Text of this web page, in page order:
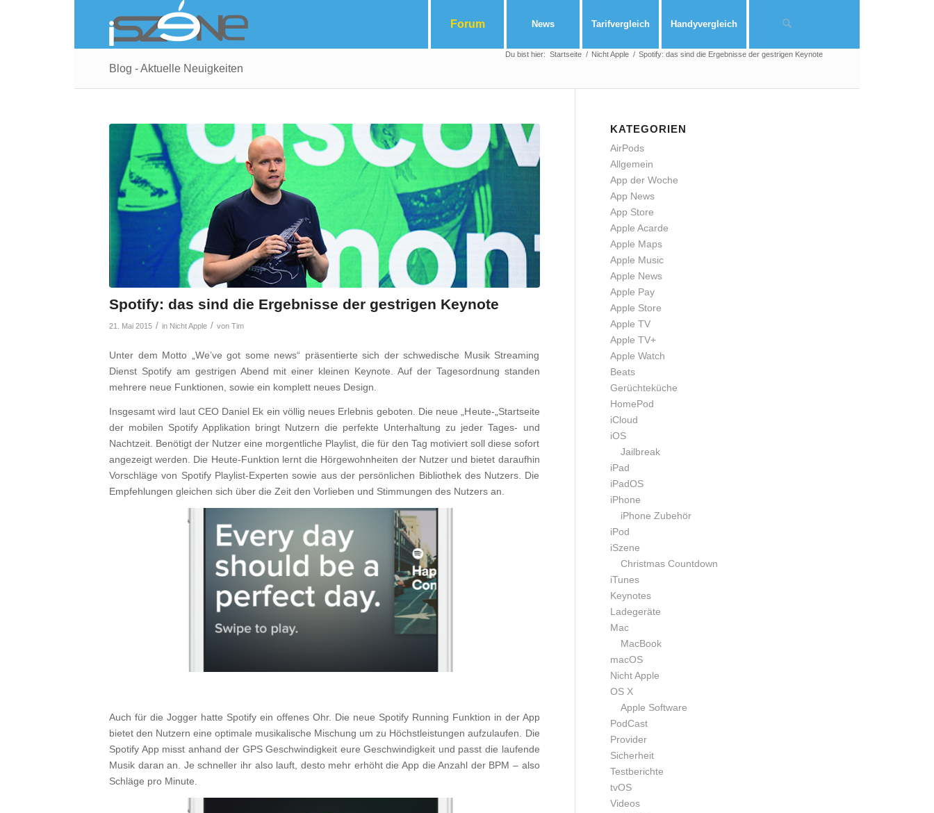
Forum News Tarifvergleich Handyvergleich
Blog - Aktuelle Neuigkeiten
Du bist hier: Startseite / Nicht Apple / Spotify: das sind die Ergebnisse der gestrigen Keynote
Spotify: das sind die Ergebnisse der gestrigen Keynote
21. Mai 2015 / in Nicht Apple / von Tim
Unter dem Motto „We’ve got some news“ präsentierte sich der schwedische Musik Streaming
Dienst Spotify am gestrigen Abend mit einer kleinen Keynote. Auf der Tagesordnung standen
mehrere neue Funktionen, sowie ein komplett neues Design.
Insgesamt wird laut CEO Daniel Ek ein völlig neues Erlebnis geboten. Die neue „Heute-„Startseite
der mobilen Spotify Applikation bringt Nutzern die perfekte Unterhaltung zu jeder Tages- und
Nachtzeit. Benötigt der Nutzer eine morgentliche Playlist, die für den Tag motiviert soll diese sofort
angezeigt werden. Die Heute-Funktion lernt die Hörgewohnheiten der Nutzer und bietet daraufhin
Vorschläge von Spotify Playlist-Experten sowie aus der persönlichen Bibliothek des Nutzers. Die
Empfehlungen gleichen sich über die Zeit den Vorlieben und Stimmungen des Nutzers an.
Auch für die Jogger hatte Spotify ein offenes Ohr. Die neue Spotify Running Funktion in der App
bietet den Nutzern eine optimale musikalische Mischung um zu Höchstleistungen aufzulaufen. Die
Spotify App misst anhand der GPS Geschwindigkeit eure Geschwindigkeit und passt die laufende
Musik daran an. Je schneller ihr also lauft, desto mehr erhöht die App die Anzahl der BPM – also
Schläge pro Minute.
KATEGORIEN
AirPods
Allgemein
App der Woche
App News
App Store
Apple Acarde
Apple Maps
Apple Music
Apple News
Apple Pay
Apple Store
Apple TV
Apple TV+
Apple Watch
Beats
Gerüchteküche
HomePod
iCloud
iOS
Jailbreak
iPad
iPadOS
iPhone
iPhone Zubehör
iPod
iSzene
Christmas Countdown
iTunes
Keynotes
Ladegeräte
Mac
MacBook
macOS
Nicht Apple
OS X
Apple Software
PodCast
Provider
Sicherheit
Testberichte
tvOS
Videos